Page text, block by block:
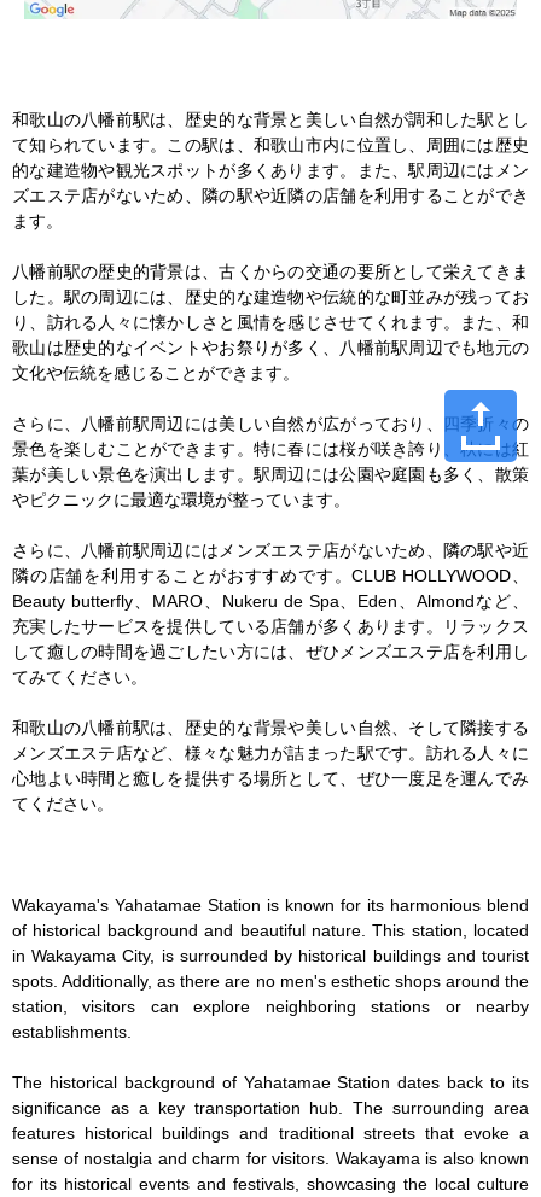
和歌山の八幡前駅は、歴史的な背景と美しい自然が調和した駅とし
て知られています。この駅は、和歌山市内に位置し、周囲には歴史
的な建造物や観光スポットが多くあります。また、駅周辺にはメン
ズエステ店がないため、隣の駅や近隣の店舗を利用することができ
ます。
八幡前駅の歴史的背景は、古くからの交通の要所として栄えてきま
した。駅の周辺には、歴史的な建造物や伝統的な町並みが残ってお
り、訪れる人々に懐かしさと風情を感じさせてくれます。また、和
歌山は歴史的なイベントやお祭りが多く、八幡前駅周辺でも地元の
文化や伝統を感じることができます。
さらに、八幡前駅周辺には美しい自然が広がっており、四季折々の
景色を楽しむことができます。特に春には桜が咲き誇り、秋には紅
葉が美しい景色を演出します。駅周辺には公園や庭園も多く、散策
やピクニックに最適な環境が整っています。
さらに、八幡前駅周辺にはメンズエステ店がないため、隣の駅や近
隣の店舗を利用することがおすすめです。CLUB HOLLYWOOD、
Beauty butterfly、MARO、Nukeru de Spa、Eden、Almondなど、
充実したサービスを提供している店舗が多くあります。リラックス
して癒しの時間を過ごしたい方には、ぜひメンズエステ店を利用し
てみてください。
和歌山の八幡前駅は、歴史的な背景や美しい自然、そして隣接する
メンズエステ店など、様々な魅力が詰まった駅です。訪れる人々に
心地よい時間と癒しを提供する場所として、ぜひ一度足を運んでみ
てください。
Wakayama's Yahatamae Station is known for its harmonious blend
of historical background and beautiful nature. This station, located
in Wakayama City, is surrounded by historical buildings and tourist
spots. Additionally, as there are no men's esthetic shops around the
station, visitors can explore neighboring stations or nearby
establishments.
The historical background of Yahatamae Station dates back to its
significance as a key transportation hub. The surrounding area
features historical buildings and traditional streets that evoke a
sense of nostalgia and charm for visitors. Wakayama is also known
for its historical events and festivals, showcasing the local culture